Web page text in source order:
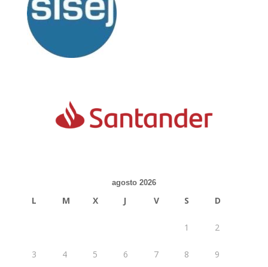
agosto 2026
L M X J V S D
1 2
3 4 5 6 7 8 9